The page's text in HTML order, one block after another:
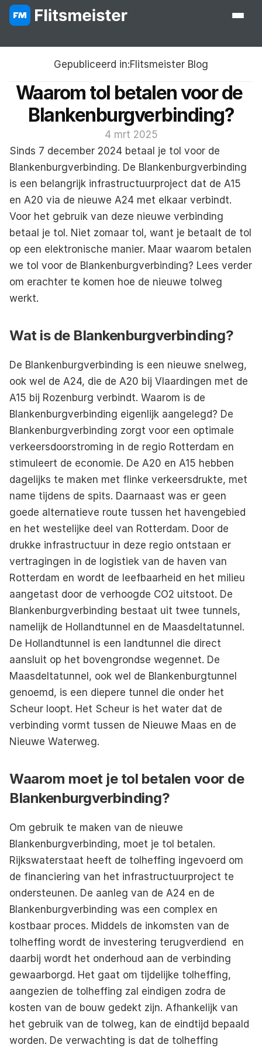
Gepubliceerd in:Flitsmeister Blog
Waarom tol betalen voor de
Blankenburgverbinding?
4 mrt 2025
Sinds 7 december 2024 betaal je tol voor de
Blankenburgverbinding. De Blankenburgverbinding
is een belangrijk infrastructuurproject dat de A15
en A20 via de nieuwe A24 met elkaar verbindt.
Voor het gebruik van deze nieuwe verbinding
betaal je tol. Niet zomaar tol, want je betaalt de tol
op een elektronische manier. Maar waarom betalen
we tol voor de Blankenburgverbinding? Lees verder
om erachter te komen hoe de nieuwe tolweg
werkt.
Wat is de Blankenburgverbinding?
De Blankenburgverbinding is een nieuwe snelweg,
ook wel de A24, die de A20 bij Vlaardingen met de
A15 bij Rozenburg verbindt. Waarom is de
Blankenburgverbinding eigenlijk aangelegd? De
Blankenburgverbinding zorgt voor een optimale
verkeersdoorstroming in de regio Rotterdam en
stimuleert de economie. De A20 en A15 hebben
dagelijks te maken met flinke verkeersdrukte, met
name tijdens de spits. Daarnaast was er geen
goede alternatieve route tussen het havengebied
en het westelijke deel van Rotterdam. Door de
drukke infrastructuur in deze regio ontstaan er
vertragingen in de logistiek van de haven van
Rotterdam en wordt de leefbaarheid en het milieu
aangetast door de verhoogde CO2 uitstoot. De
Blankenburgverbinding bestaat uit twee tunnels,
namelijk de Hollandtunnel en de Maasdeltatunnel.
De Hollandtunnel is een landtunnel die direct
aansluit op het bovengrondse wegennet. De
Maasdeltatunnel, ook wel de Blankenburgtunnel
genoemd, is een diepere tunnel die onder het
Scheur loopt. Het Scheur is het water dat de
verbinding vormt tussen de Nieuwe Maas en de
Nieuwe Waterweg.
Waarom moet je tol betalen voor de
Blankenburgverbinding?
Om gebruik te maken van de nieuwe
Blankenburgverbinding, moet je tol betalen.
Rijkswaterstaat heeft de tolheffing ingevoerd om
de financiering van het infrastructuurproject te
ondersteunen. De aanleg van de A24 en de
Blankenburgverbinding was een complex en
kostbaar proces. Middels de inkomsten van de
tolheffing wordt de investering terugverdiend  en
daarbij wordt het onderhoud aan de verbinding
gewaarborgd. Het gaat om tijdelijke tolheffing,
aangezien de tolheffing zal eindigen zodra de
kosten van de bouw gedekt zijn. Afhankelijk van
het gebruik van de tolweg, kan de eindtijd bepaald
worden. De verwachting is dat de tolheffing